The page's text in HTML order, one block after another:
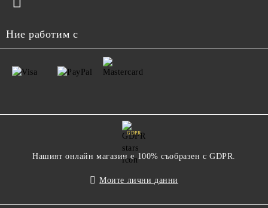
Ние работим с
GDPR
Нашият онлайн магазин е 100% съобразен с GDPR.
Моите лични данни